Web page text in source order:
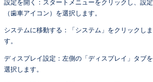
設定を開く：スタートメニューをクリックし、設定
（歯車アイコン）を選択します。
システムに移動する：「システム」をクリックしま
す。
ディスプレイ設定：左側の「ディスプレイ」タブを
選択します。